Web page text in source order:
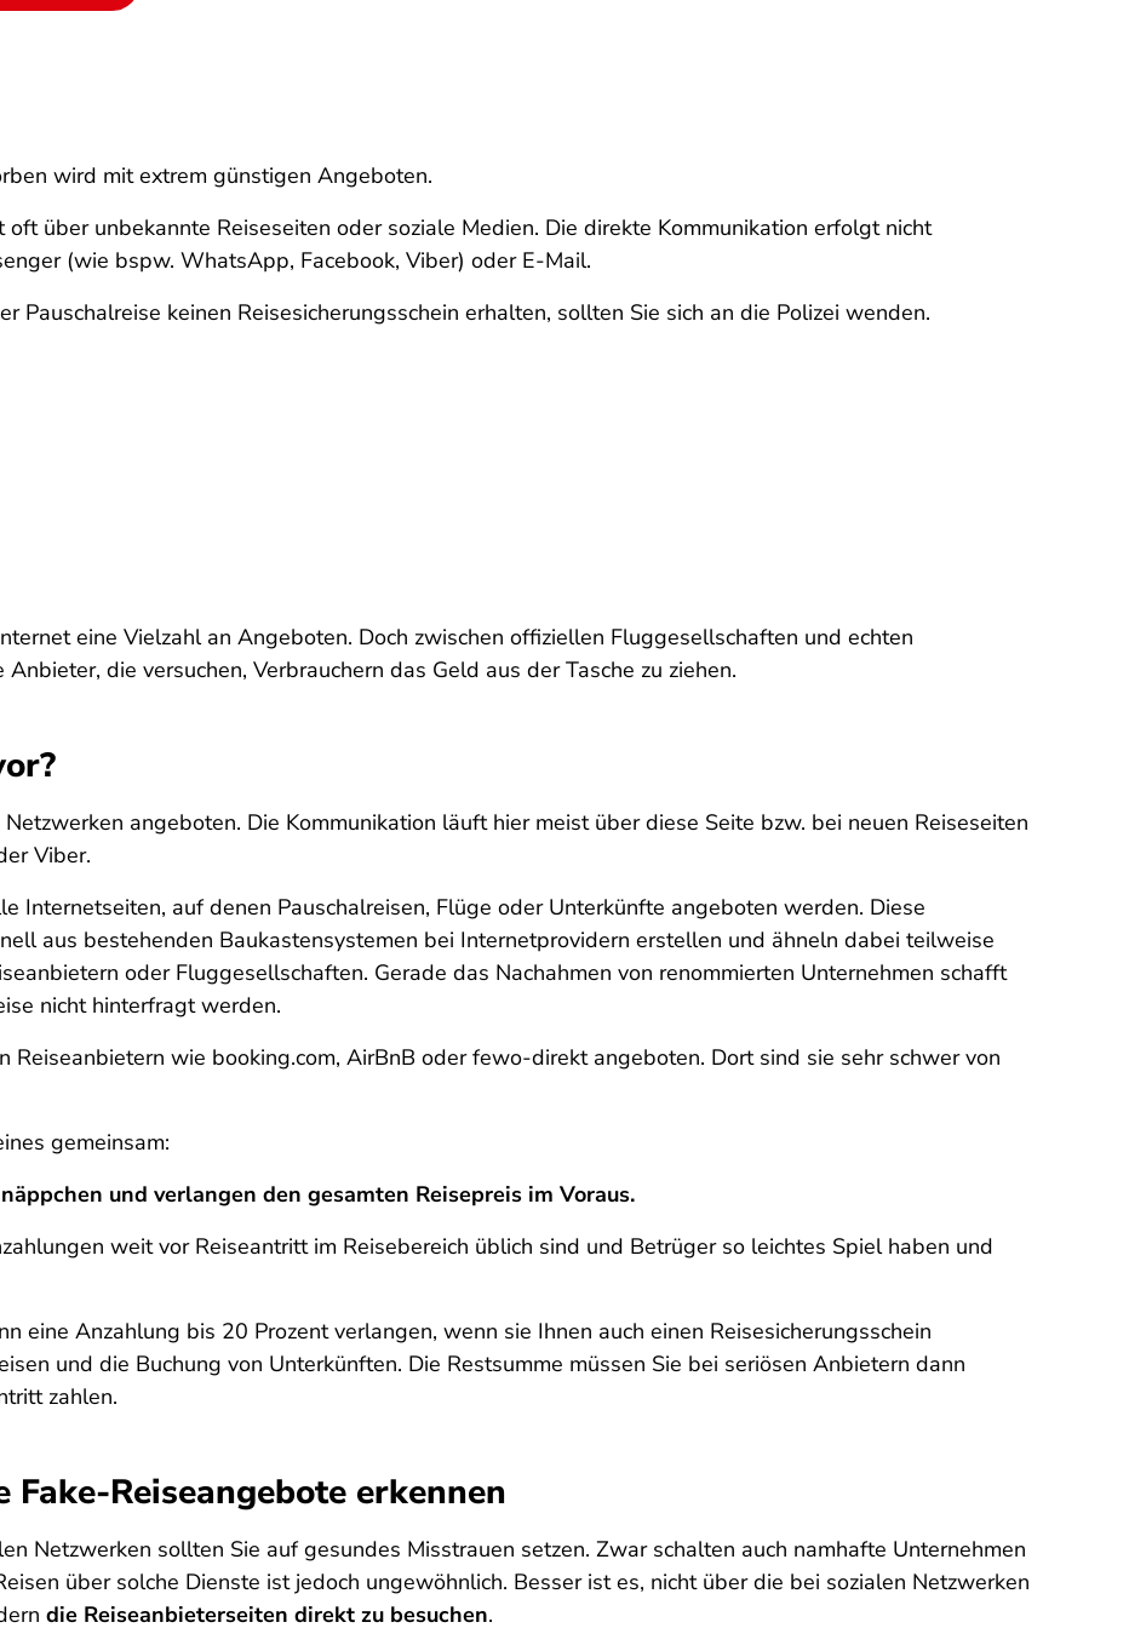
wird mit extrem günstigen Angeboten.
über unbekannte Reiseseiten oder soziale Medien. Die direkte Kommunikation erfolgt nicht
(wie bspw. WhatsApp, Facebook, Viber) oder E-Mail.
Pauschalreise keinen Reisesicherungsschein erhalten, sollten Sie sich an die Polizei wenden.
eine Vielzahl an Angeboten. Doch zwischen offiziellen Fluggesellschaften und echten
die versuchen, Verbrauchern das Geld aus der Tasche zu ziehen.
angeboten. Die Kommunikation läuft hier meist über diese Seite bzw. bei neuen Reiseseiten
Viber.
Internetseiten, auf denen Pauschalreisen, Flüge oder Unterkünfte angeboten werden. Diese
aus bestehenden Baukastensystemen bei Internetprovidern erstellen und ähneln dabei teilweise
oder Fluggesellschaften. Gerade das Nachahmen von renommierten Unternehmen schafft
nicht hinterfragt werden.
wie booking.com, AirBnB oder fewo-direkt angeboten. Dort sind sie sehr schwer von
gemeinsam:
und verlangen den gesamten Reisepreis im Voraus.
weit vor Reiseantritt im Reisebereich üblich sind und Betrüger so leichtes Spiel haben und
eine Anzahlung bis 20 Prozent verlangen, wenn sie Ihnen auch einen Reisesicherungsschein
und die Buchung von Unterkünften. Die Restsumme müssen Sie bei seriösen Anbietern dann
zahlen.
Reiseangebote erkennen
Netzwerken sollten Sie auf gesundes Misstrauen setzen. Zwar schalten auch namhafte Unternehmen
über solche Dienste ist jedoch ungewöhnlich. Besser ist es, nicht über die bei sozialen Netzwerken
die Reiseanbieterseiten direkt zu besuchen.